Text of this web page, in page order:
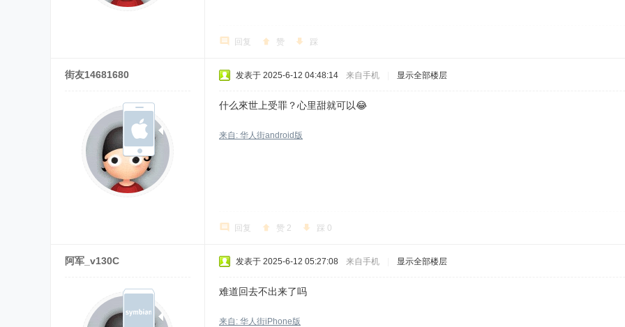
回复 赞 踩
街友14681680 发表于 2025-6-12 04:48:14 来自手机 显示全部楼层
什么來世上受罪？心里甜就可以😂
来自: 华人街android版
回复 赞 2 踩 0
阿军_v130C 发表于 2025-6-12 05:27:08 来自手机 显示全部楼层
难道回去不出来了吗
来自: 华人街iPhone版